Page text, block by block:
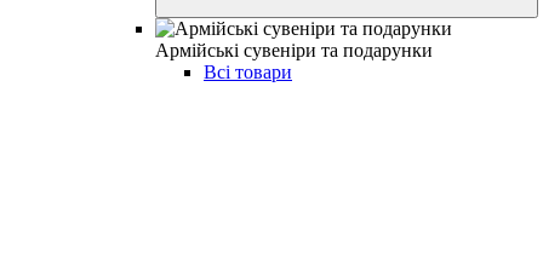
Армійські сувеніри та подарунки
Всі товари